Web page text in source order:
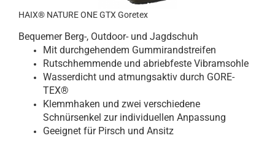
HAIX® NATURE ONE GTX Goretex
Bequemer Berg-, Outdoor- und Jagdschuh
Mit durchgehendem Gummirandstreifen
Rutschhemmende und abriebfeste Vibramsohle
Wasserdicht und atmungsaktiv durch GORE-
TEX®
Klemmhaken und zwei verschiedene
Schnürsenkel zur individuellen Anpassung
Geeignet für Pirsch und Ansitz